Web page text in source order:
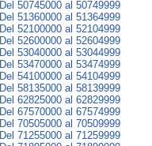
Del 50745000 al 50749999
Del 51360000 al 51364999
Del 52100000 al 52104999
Del 52600000 al 52604999
Del 53040000 al 53044999
Del 53470000 al 53474999
Del 54100000 al 54104999
Del 58135000 al 58139999
Del 62825000 al 62829999
Del 67570000 al 67574999
Del 70505000 al 70509999
Del 71255000 al 71259999